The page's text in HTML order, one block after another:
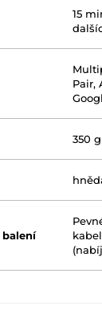
15
Pair,
350 g
balení